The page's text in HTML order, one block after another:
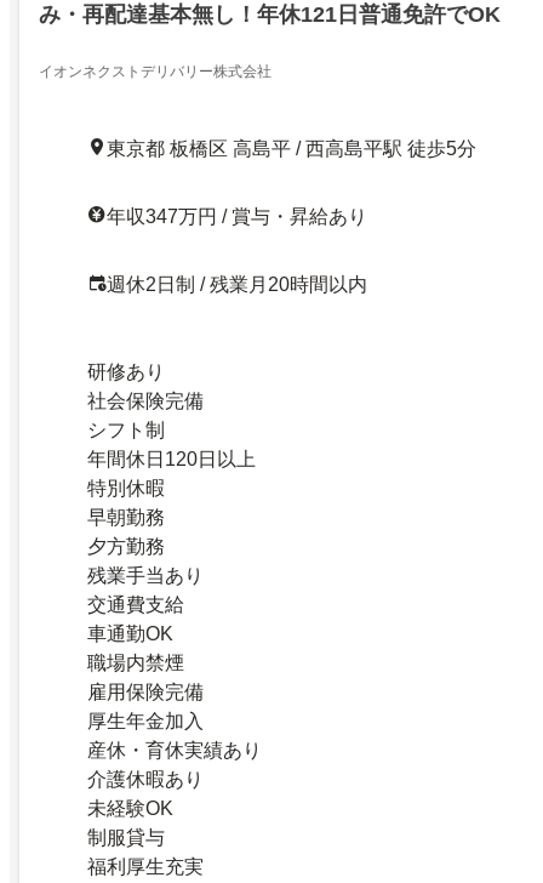
み・再配達基本無し！年休121日普通免許でOK
イオンネクストデリバリー株式会社
東京都 板橋区 高島平 / 西高島平駅 徒歩5分
年収347万円 / 賞与・昇給あり
週休2日制 / 残業月20時間以内
研修あり
社会保険完備
シフト制
年間休日120日以上
特別休暇
早朝勤務
夕方勤務
残業手当あり
交通費支給
車通勤OK
職場内禁煙
雇用保険完備
厚生年金加入
産休・育休実績あり
介護休暇あり
未経験OK
制服貸与
福利厚生充実